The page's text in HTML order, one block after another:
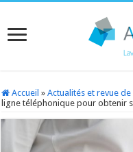
Accueil » Actualités et revue de
ligne téléphonique pour obtenir